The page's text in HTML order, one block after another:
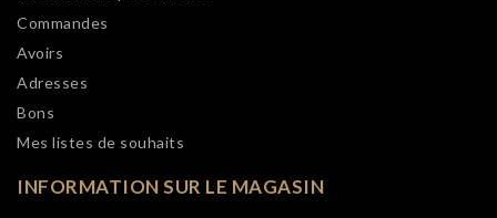
Commandes
Avoirs
Adresses
Bons
Mes listes de souhaits
INFORMATION SUR LE MAGASIN